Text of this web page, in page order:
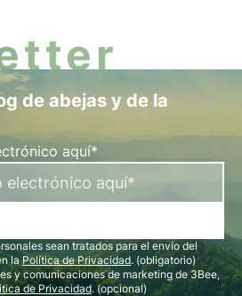
de abejas y de la
aquí*
sean tratados para el envío del
laPolítica de Privacidad. (obligatorio)
y comunicaciones de marketing de 3Bee,
de Privacidad. (opcional)